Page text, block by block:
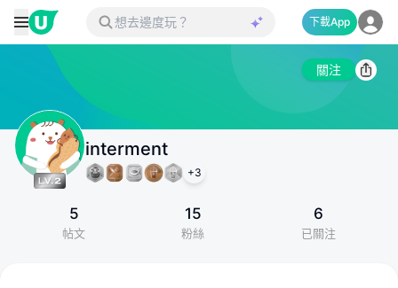
下載App
關注
interment
+3
5
帖文
15
粉絲
6
已關注